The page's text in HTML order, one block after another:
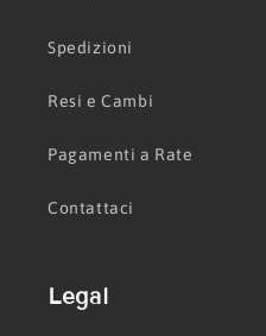
Spedizioni
Resi e Cambi
Pagamenti a Rate
Contattaci
Legal